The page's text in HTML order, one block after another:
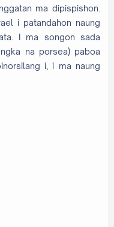
ma dipispishon.
i patandahon naung
I ma songon sada
na porsea) paboa
i, i ma naung